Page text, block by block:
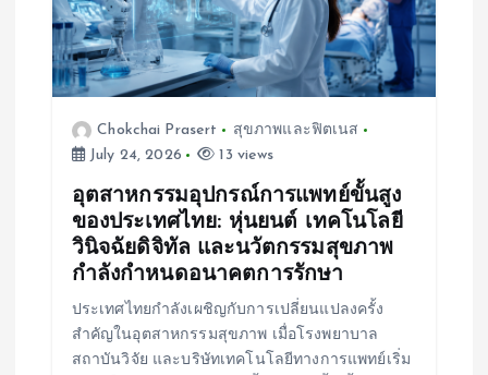
t
Chokchai Prasert
สุขภาพและฟิตเนส
July 24, 2026
13 views
อุตสาหกรรมอุปกรณ์การแพทย์ขั้นสูง
ของประเทศไทย: หุ่นยนต์ เทคโนโลยี
วินิจฉัยดิจิทัล และนวัตกรรมสุขภาพ
กำลังกำหนดอนาคตการรักษา
ประเทศไทยกำลังเผชิญกับการเปลี่ยนแปลงครั้ง
สำคัญในอุตสาหกรรมสุขภาพ เมื่อโรงพยาบาล
สถาบันวิจัย และบริษัทเทคโนโลยีทางการแพทย์เริ่ม